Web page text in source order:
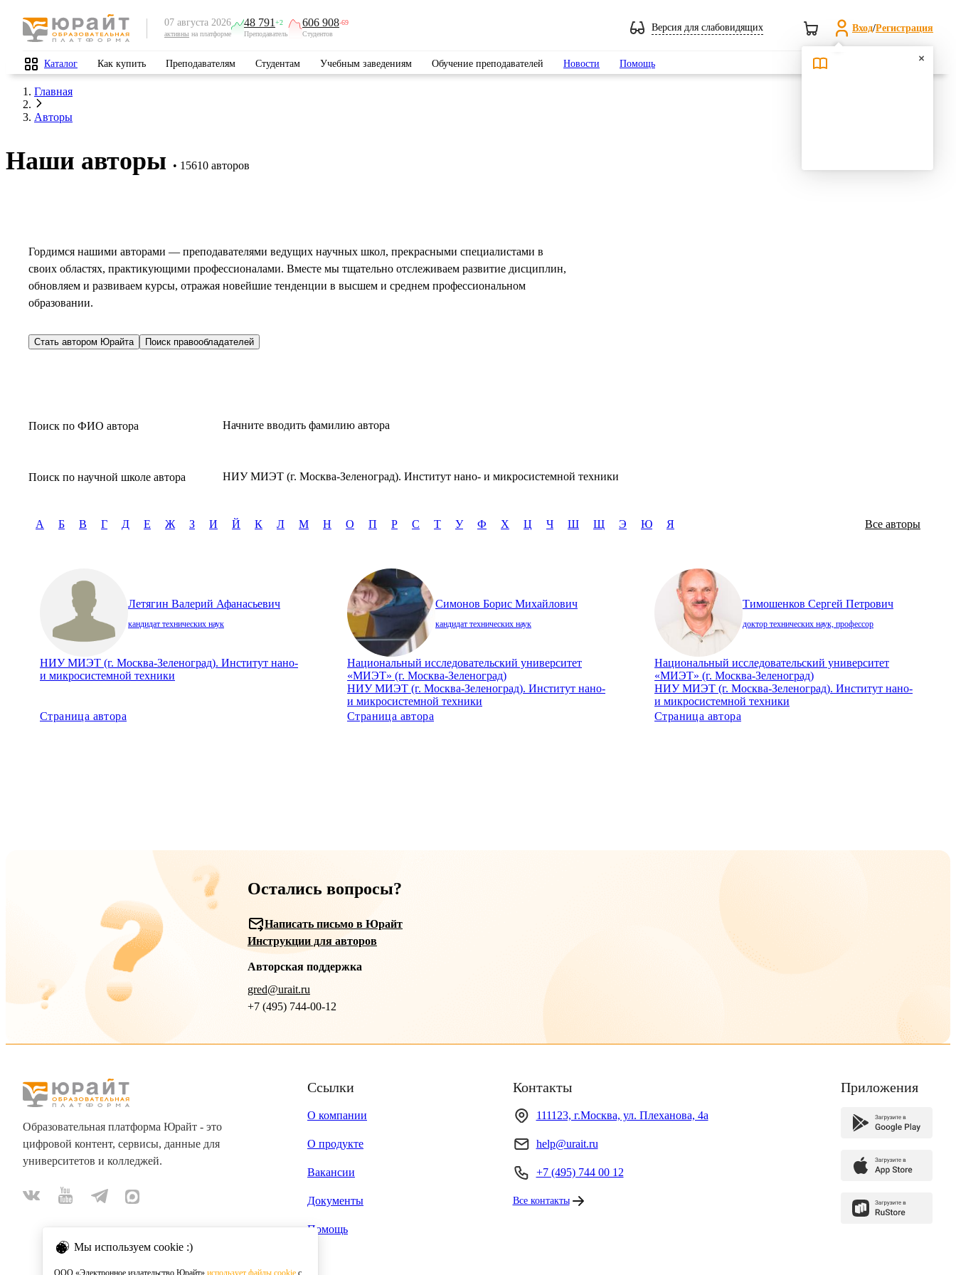
07 августа 2026
активны на платформе
48 791 +2
Преподаватель
606 908-69
Студентов
Версия для слабовидящих Вход/Регистрация
Каталог Как купить Преподавателям Студентам Учебным заведениям Обучение преподавателей Новости Помощь Поиск
Главная
Авторы
Наши авторы 15610 авторов
Гордимся нашими авторами — преподавателями ведущих научных школ, прекрасными специалистами в
своих областях, практикующими профессионалами. Вместе мы тщательно отслеживаем развитие дисциплин,
обновляем и развиваем курсы, отражая новейшие тенденции в высшем и среднем профессиональном
образовании.
Стать автором Юрайта Поиск правообладателей
Поиск по ФИО автора Начните вводить фамилию автора
Поиск по научной школе автора НИУ МИЭТ (г. Москва-Зеленоград). Институт нано- и микросистемной техники
А Б В Г Д Е Ж З И Й К Л М Н О П Р С Т У Ф Х Ц Ч Ш Щ Э Ю Я Все авторы
Летягин Валерий Афанасьевич
кандидат технических наук
НИУ МИЭТ (г. Москва-Зеленоград). Институт нано-
и микросистемной техники
Страница автора
Симонов Борис Михайлович
кандидат технических наук
Национальный исследовательский университет
«МИЭТ» (г. Москва-Зеленоград)
НИУ МИЭТ (г. Москва-Зеленоград). Институт нано-
и микросистемной техники
Страница автора
Тимошенков Сергей Петрович
доктор технических наук, профессор
Национальный исследовательский университет
«МИЭТ» (г. Москва-Зеленоград)
НИУ МИЭТ (г. Москва-Зеленоград). Институт нано-
и микросистемной техники
Страница автора
Остались вопросы?
Написать письмо в Юрайт
Инструкции для авторов
Авторская поддержка
gred@urait.ru
+7 (495) 744-00-12
Мы используем cookie :)
ООО «Электронное издательство Юрайт» использует файлы cookie с
Образовательная платформа Юрайт - это
цифровой контент, сервисы, данные для
университетов и колледжей.
Ссылки
О компании
О продукте
Вакансии
Документы
Помощь
Контакты
111123, г.Москва, ул. Плеханова, 4а
help@urait.ru
+7 (495) 744 00 12
Все контакты
Приложения